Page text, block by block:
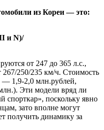
из Кореи — это:
и N)/
от 247 до 365 л.с.,
267/250/235 км/ч. Стоимость
— 1,9-2,0 млн.рублей,
Эти модели вряд ли
спорткар», поскольку явно
зато вполне могут
получить динамику за